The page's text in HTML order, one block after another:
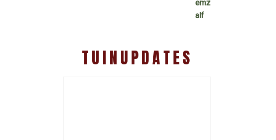
TUINUPDATES